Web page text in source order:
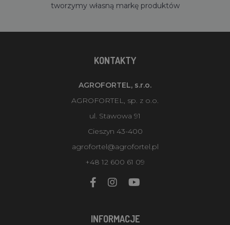
tworzymy własną markę produktów
KONTAKTY
AGROFORTEL, s.r.o.
AGROFORTEL, sp. z o.o.
ul. Stawowa 91
Cieszyn 43-400
agrofortel@agrofortel.pl
+48 12 600 61 09
INFORMACJE